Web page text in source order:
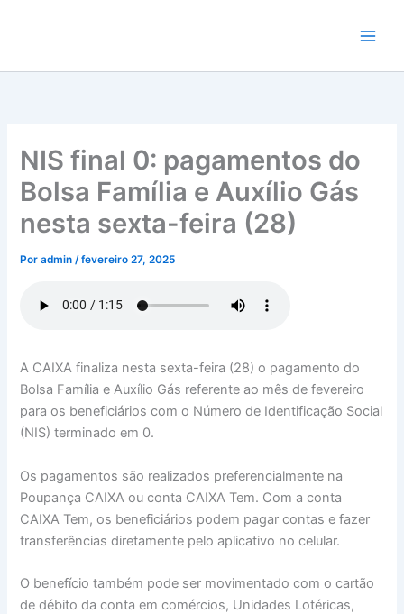
conteúdo
NIS final 0: pagamentos do
Bolsa Família e Auxílio Gás
nesta sexta-feira (28)
Poradmin/fevereiro 27, 2025
A CAIXA finaliza nesta sexta-feira (28) o pagamento do
Bolsa Família e Auxílio Gás referente ao mês de fevereiro
para os beneficiários com o Número de Identificação Social
(NIS) terminado em 0.
Os pagamentos são realizados preferencialmente na
Poupança CAIXA ou conta CAIXA Tem. Com a conta
CAIXA Tem, os beneficiários podem pagar contas e fazer
transferências diretamente pelo aplicativo no celular.
O benefício também pode ser movimentado com o cartão
de débito da conta em comércios, Unidades Lotéricas,